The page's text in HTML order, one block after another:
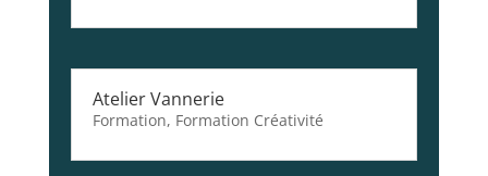
Atelier Vannerie
Formation, Formation Créativité